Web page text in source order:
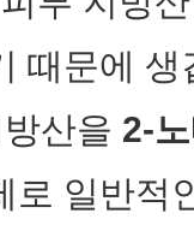
때문에
산을 2-
로 일반적